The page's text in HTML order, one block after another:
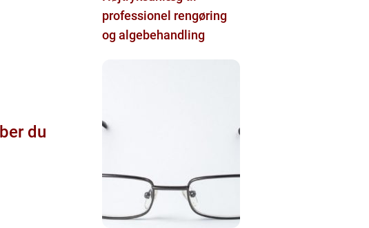
professionel rengøring
og algebehandling